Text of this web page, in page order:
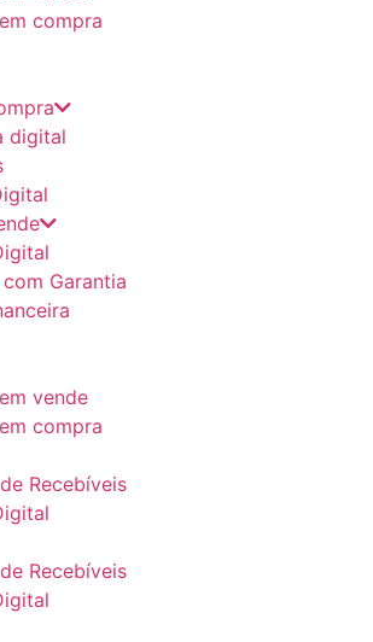
compra
digital
Garantia
vende
compra
Recebíveis
Recebíveis